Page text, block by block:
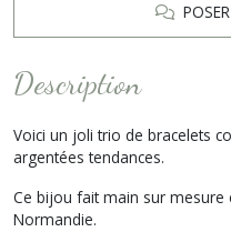
POSER
Description
Voici un joli trio de bracelets
argentées tendances.
Ce bijou fait main sur mesure
Normandie.